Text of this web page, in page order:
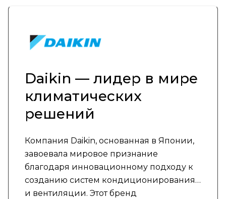
Daikin — лидер в мире
климатических
решений
Компания Daikin, основанная в Японии,
завоевала мировое признание
благодаря инновационному подходу к
созданию систем кондиционирования
и вентиляции. Этот бренд